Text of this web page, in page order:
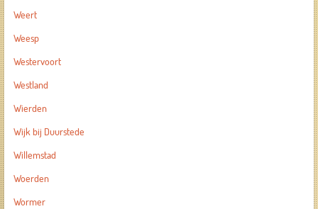
Weert
Weesp
Westervoort
Westland
Wierden
Wijk bij Duurstede
Willemstad
Woerden
Wormer